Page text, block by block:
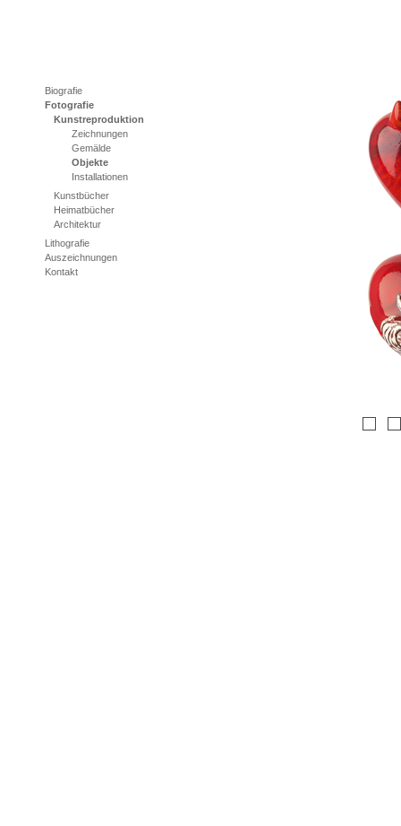
Biografie
Fotografie
Kunstreproduktion
Zeichnungen
Gemälde
Objekte
Installationen
Kunstbücher
Heimatbücher
Architektur
Lithografie
Auszeichnungen
Kontakt